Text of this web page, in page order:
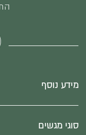
מידע נוסף
סוגי מגשים